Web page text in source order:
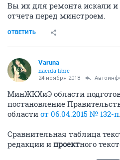
Вы их для ремонта искали
отчета перед минстроем.
ОТВЕТИТЬ
Varuna
nacida libre
24 ноября 2018
МинЖКХиЭ области
постановление
области от 06.04.2015 № 132-п.
Сравнительная таблица
редакции и проектного